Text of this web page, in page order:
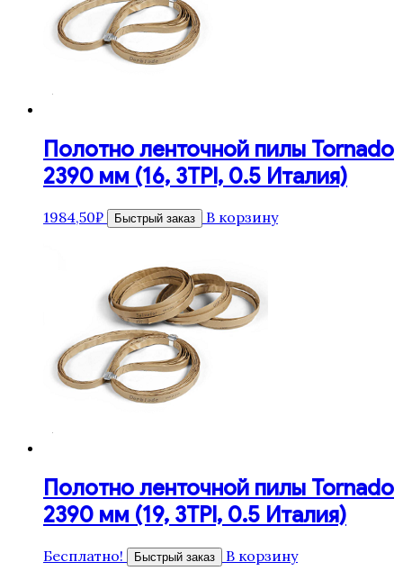
Полотно ленточной пилы Tornado
2390 мм (16, 3TPI, 0.5 Италия)
1984,50₽ Быстрый заказ В корзину
Полотно ленточной пилы Tornado
2390 мм (19, 3TPI, 0.5 Италия)
Бесплатно! Быстрый заказ В корзину